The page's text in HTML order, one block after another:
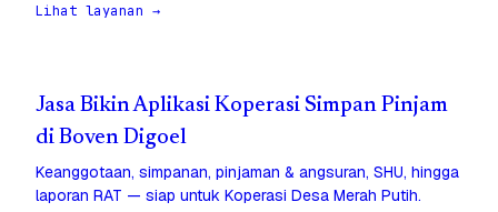
Lihat layanan →
Jasa Bikin Aplikasi Koperasi Simpan Pinjam
di Boven Digoel
Keanggotaan, simpanan, pinjaman & angsuran, SHU, hingga
laporan RAT — siap untuk Koperasi Desa Merah Putih.